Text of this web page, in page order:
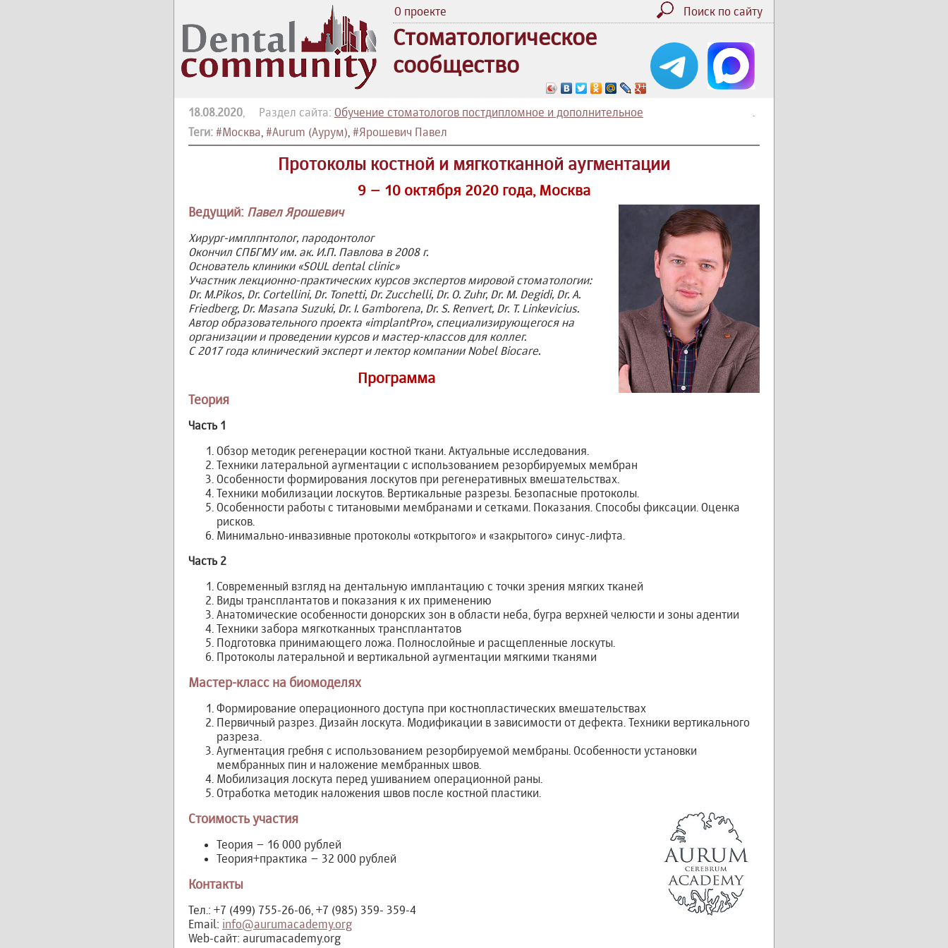
О проекте Поиск по сайту
Стоматологическое
сообщество
.
18.08.2020, Раздел сайта: Обучение стоматологов постдипломное и дополнительное
Теги: #Москва, #Aurum (Аурум), #Ярошевич Павел
Протоколы костной и мягкотканной аугментации
9 – 10 октября 2020 года, Москва
Ведущий: Павел Ярошевич
Хирург-имплпнтолог, пародонтолог
Окончил СПБГМУ им. ак. И.П. Павлова в 2008 г.
Основатель клиники «SOUL dental clinic»
Участник лекционно-практических курсов экспертов мировой стоматологии:
Dr. M.Pikos, Dr. Cortellini, Dr. Tonetti, Dr. Zucchelli, Dr. O. Zuhr, Dr. M. Degidi, Dr. A.
Friedberg, Dr. Masana Suzuki, Dr. I. Gamborena, Dr. S. Renvert, Dr. T. Linkevicius.
Автор образовательного проекта «implantPro», специализирующегося на
организации и проведении курсов и мастер-классов для коллег.
С 2017 года клинический эксперт и лектор компании Nobel Biocare.
Программа
Теория
Часть 1
Обзор методик регенерации костной ткани. Актуальные исследования.
Техники латеральной аугментации с использованием резорбируемых мембран
Особенности формирования лоскутов при регенеративных вмешательствах.
Техники мобилизации лоскутов. Вертикальные разрезы. Безопасные протоколы.
Особенности работы с титановыми мембранами и сетками. Показания. Способы фиксации. Оценка
рисков.
Минимально-инвазивные протоколы «открытого» и «закрытого» синус-лифта.
Часть 2
Современный взгляд на дентальную имплантацию с точки зрения мягких тканей
Виды трансплантатов и показания к их применению
Анатомические особенности донорских зон в области неба, бугра верхней челюсти и зоны адентии
Техники забора мягкотканных трансплантатов
Подготовка принимающего ложа. Полнослойные и расщепленные лоскуты.
Протоколы латеральной и вертикальной аугментации мягкими тканями
Мастер-класс на биомоделях
Формирование операционного доступа при костнопластических вмешательствах
Первичный разрез. Дизайн лоскута. Модификации в зависимости от дефекта. Техники вертикального
разреза.
Аугментация гребня с использованием резорбируемой мембраны. Особенности установки
мембранных пин и наложение мембранных швов.
Мобилизация лоскута перед ушиванием операционной раны.
Отработка методик наложения швов после костной пластики.
Стоимость участия
Теория – 16 000 рублей
Теория+практика – 32 000 рублей
Контакты
Тел.: +7 (499) 755-26-06, +7 (985) 359- 359-4
Email: info@aurumacademy.org
Web-сайт: aurumacademy.org